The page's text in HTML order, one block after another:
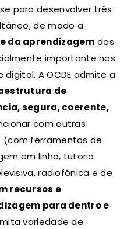
para desenvolver três
de modo a
da aprendizagem dos
importante nos
A OCDE admite a
de
segura, coerente,
com outras
(com ferramentas de
em linha, tutoria
radiofónica e de
recursos e
para dentro e
variedade de